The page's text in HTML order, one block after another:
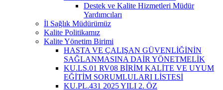
Destek ve Kalite Hizmetleri Müdür
Yardımcıları
İl Sağlık Müdürümüz
Kalite Politikamız
Kalite Yönetim Birimi
HASTA VE ÇALIŞAN GÜVENLİĞİNİN
SAĞLANMASINA DAİR YÖNETMELİK
KU.LS.01 RV08 BİRİM KALİTE VE UYUM
EĞİTİM SORUMLULARI LİSTESİ
KU.PL.431 2025 YILI 2. ÖZ